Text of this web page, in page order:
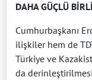
DAHA GÜÇLÜ
Cumhurbaşkanı
ilişkiler hem de
Türkiye ve
da